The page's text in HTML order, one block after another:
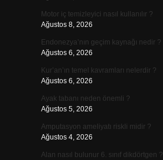
Motor iç temizleyici nasıl kullanılır ?
Ağustos 8, 2026
Endonezya’nın geçim kaynağı nedir ?
Ağustos 6, 2026
Kur’an’ın temel kavramları nelerdir ?
Ağustos 6, 2026
Ayak tabanı neden önemli ?
Ağustos 5, 2026
Amputasyon ameliyatı riskli midir ?
Ağustos 4, 2026
Alan nasıl bulunur 6. sınıf dikdörtgen ?